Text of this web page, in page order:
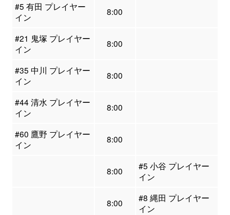
#5 有田 プレイヤー
イン
8:00
#21 鬼塚 プレイヤー
イン
8:00
#35 中川 プレイヤー
イン
8:00
#44 清水 プレイヤー
イン
8:00
#60 鷹野 プレイヤー
イン
8:00
8:00
#5 小谷 プレイヤー
イン
8:00
#8 縄田 プレイヤー
イン